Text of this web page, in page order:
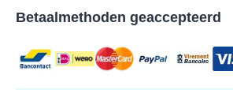
Betaalmethoden geaccepteerd